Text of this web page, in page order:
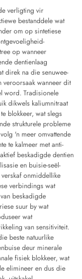
verligting vir
bestanddele wat
om op sintetiese
op wanneer
dentienlaag
direk na die senuwee-
wanneer dit
word. Tradisionele
dikwels kaliumnitraat
blokkeer, wat slegs
strukturele probleme
'n meer omvattende
te kalmeer met anti-
beskadigde dentien
en buisie-seël-
onmiddellike
verbindings wat
beskadigde
suur by wat
wat
van sensitiviteit.
beste natuurlike
deur minerale
fisiek blokkeer, wat
elimineer en dus die